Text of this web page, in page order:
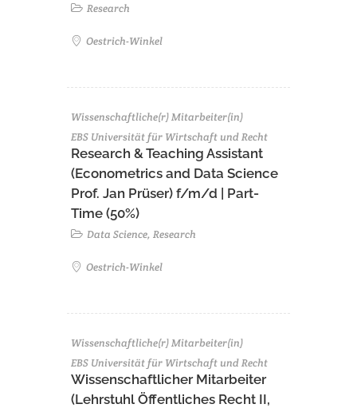
Research
Oestrich-Winkel
Wissenschaftliche(r) Mitarbeiter(in)
EBS Universität für Wirtschaft und Recht
Research & Teaching Assistant
(Econometrics and Data Science
Prof. Jan Prüser) f/m/d | Part-
Time (50%)
Data Science, Research
Oestrich-Winkel
Wissenschaftliche(r) Mitarbeiter(in)
EBS Universität für Wirtschaft und Recht
Wissenschaftlicher Mitarbeiter
(Lehrstuhl Öffentliches Recht II,